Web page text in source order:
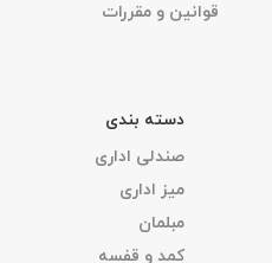
قوانین و مقررات
دسته بندی
صندلی اداری
میز اداری
مبلمان
کمد و قفسه